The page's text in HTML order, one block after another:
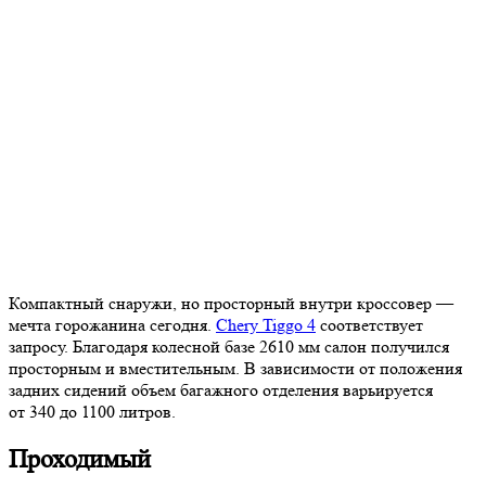
Компактный снаружи, но просторный внутри кроссовер —
мечта горожанина сегодня. Chery Tiggo 4 соответствует
запросу. Благодаря колесной базе 2610 мм салон получился
просторным и вместительным. В зависимости от положения
задних сидений объем багажного отделения варьируется
от 340 до 1100 литров.
Проходимый